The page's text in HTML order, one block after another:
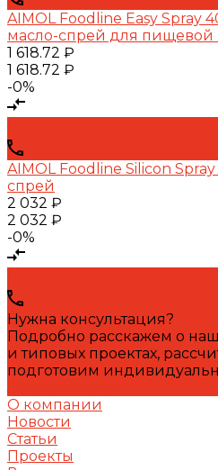
AIMOL Foodline Easy Spray
масло-спрей для
1 618.72 ₽
1 618.72 ₽
-0%
AIMOL Foodline Silicon
спрей
2 032 ₽
2 032 ₽
-0%
Нужна консультация?
Подробно расскажем о
и типовых проектах,
подготовим
О компании
Новости
Статьи
Проекты